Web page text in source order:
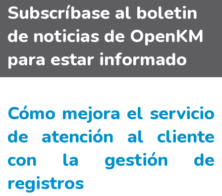
Subscríbase al boletin
de noticias de OpenKM
para estar informado
Cómo mejora el servicio
de atención al cliente
con la gestión de
registros